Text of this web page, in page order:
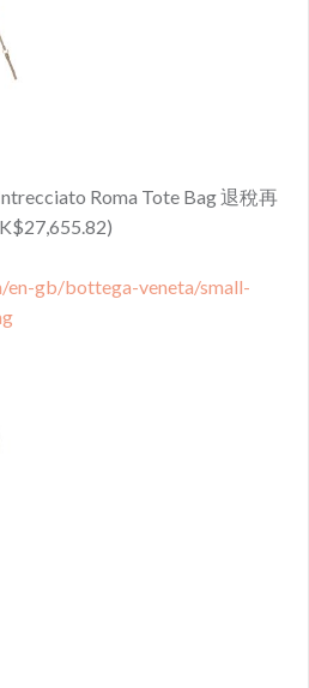
Roma Tote Bag 退稅再
en-gb/bottega-veneta/small-